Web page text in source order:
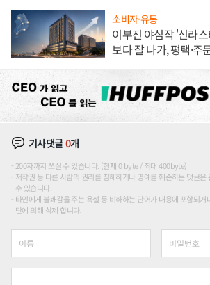
소비자·유통
이부진 야심작 '신라
보다 잘 나가, 평택·주
기사댓글0개
200자까지 쓰실 수 있습니다. (현재 0 byte / 최대 400byte)
저작권 등 다른 사람의 권리를 침해하거나 명예를 훼손하는 댓글은
수 있습니다.
타인에게 불쾌감을 주는 욕설 등 비하하는 단어가 내용에 포함되
단에 의해 삭제 합니다.